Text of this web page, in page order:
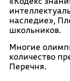
наследие»,
школьников.
Многие
количество
Перечня.